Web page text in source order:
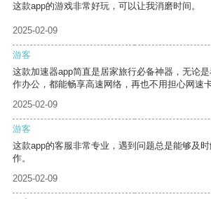
这款app的游戏非常好玩，可以让我消磨时间。
2025-02-09
游客
这款加速器app简直是居家旅行必备神器，无论
作办公，都能畅享高速网络，再也不用担心网速卡
2025-02-09
游客
这款app的客服非常专业，遇到问题总是能够及
作。
2025-02-09